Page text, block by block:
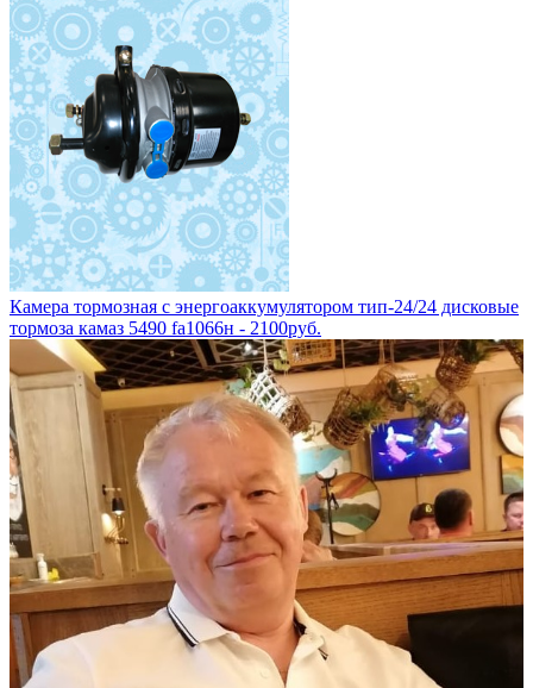
Камера тормозная с энергоаккумулятором тип-24/24 дисковые
тормоза камаз 5490 fa1066н - 2100руб.